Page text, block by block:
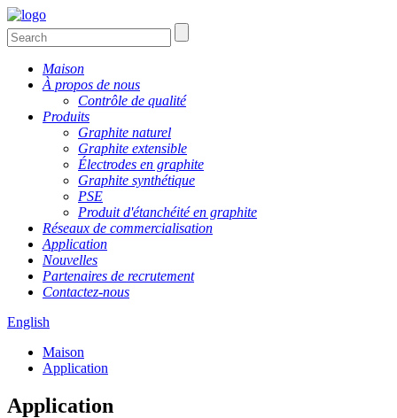
Maison
À propos de nous
Contrôle de qualité
Produits
Graphite naturel
Graphite extensible
Électrodes en graphite
Graphite synthétique
PSE
Produit d'étanchéité en graphite
Réseaux de commercialisation
Application
Nouvelles
Partenaires de recrutement
Contactez-nous
English
Maison
Application
Application